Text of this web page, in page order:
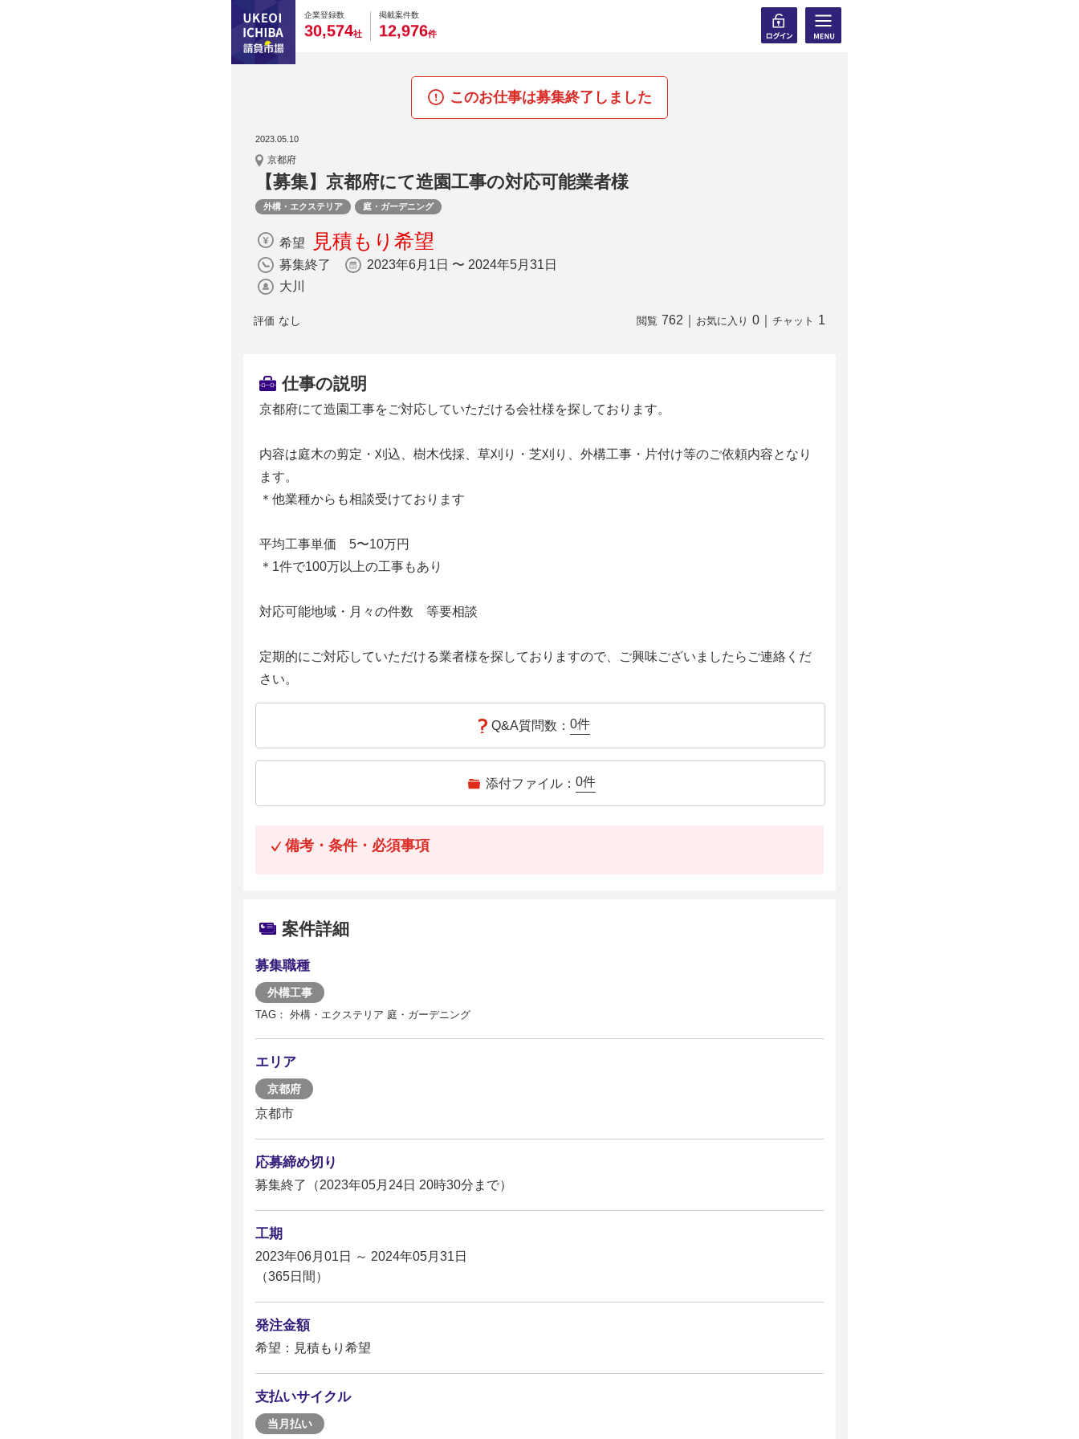
企業登録数
0
3
0
0,
0
5
0
74社
掲載案件数
0
1
0
2,
0
9
0
76件
このお仕事は募集終了しました
2023.05.10
京都府
【募集】京都府にて造園工事の対応可能業者様
外構・エクステリア 庭・ガーデニング
希望 見積もり希望
募集終了
2023年6月1日 〜 2024年5月31日
大川
評価 なし 閲覧 762 お気に入り 0 チャット 1
仕事の説明
京都府にて造園工事をご対応していただける会社様を探しております。
内容は庭木の剪定・刈込、樹木伐採、草刈り・芝刈り、外構工事・片付け等のご依頼内容となり
ます。
＊他業種からも相談受けております
平均工事単価 5〜10万円
＊1件で100万以上の工事もあり
対応可能地域・月々の件数 等要相談
定期的にご対応していただける業者様を探しておりますので、ご興味ございましたらご連絡くだ
さい。
Q&A質問数： 0件
添付ファイル： 0件
備考・条件・必須事項
案件詳細
募集職種
外構工事
TAG： 外構・エクステリア 庭・ガーデニング
エリア
京都府
京都市
応募締め切り
募集終了（2023年05月24日 20時30分まで）
工期
2023年06月01日 ～ 2024年05月31日
（365日間）
発注金額
希望：見積もり希望
支払いサイクル
当月払い